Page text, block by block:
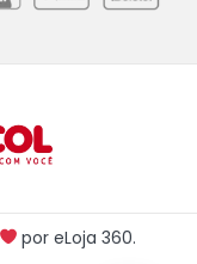
poreLoja 360.